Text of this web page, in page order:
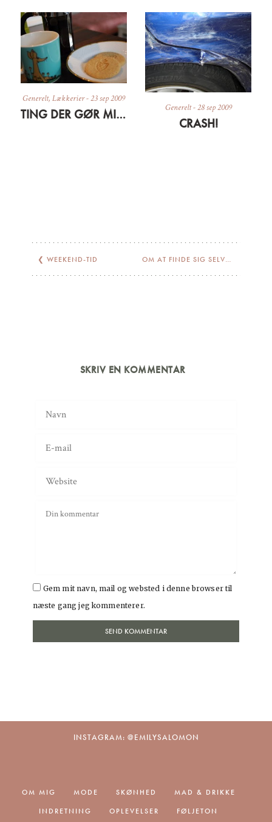
Generelt, Lækkerier-23 sep 2009
TING DER GØR MIG GLAD LIGE NU Generelt-28 sep 2009
CRASH!
❮ WEEKEND-TID OM AT FINDE SIG SELV… IGEN
SKRIV EN KOMMENTAR
Gem mit navn, mail og websted i denne browser til
næste gang jeg kommenterer.
INSTAGRAM: @EMILYSALOMON
OM MIG MODE SKØNHED
MAD & DRIKKE
INDRETNING
OPLEVELSER FØLJETON